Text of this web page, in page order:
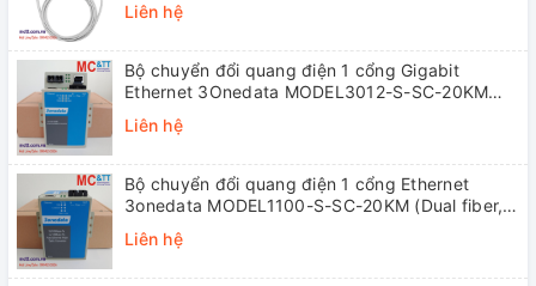
Liên hệ
Bộ chuyển đổi quang điện 1 cổng Gigabit
Ethernet 3Onedata MODEL3012-S-SC-20KM
Liên hệ
Bộ chuyển đổi quang điện 1 cổng Ethernet
3onedata MODEL1100-S-SC-20KM (Dual fiber,
Liên hệ